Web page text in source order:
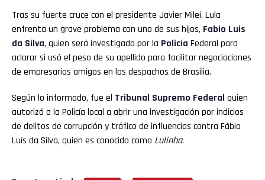
Tras su fuerte cruce con el presidente Javier Milei, Lula
enfrenta un grave problema con uno de sus hijos, Fabio Luis
da Silva, quien será investigado por la Policía Federal para
aclarar si usó el peso de su apellido para facilitar negociaciones
de empresarios amigos en los despachos de Brasilia.
Según lo informado, fue el Tribunal Supremo Federal quien
autorizó a la Policía local a abrir una investigación por indicios
de delitos de corrupción y tráfico de influencias contra Fábio
Luís da Silva, quien es conocido como Lulinha.